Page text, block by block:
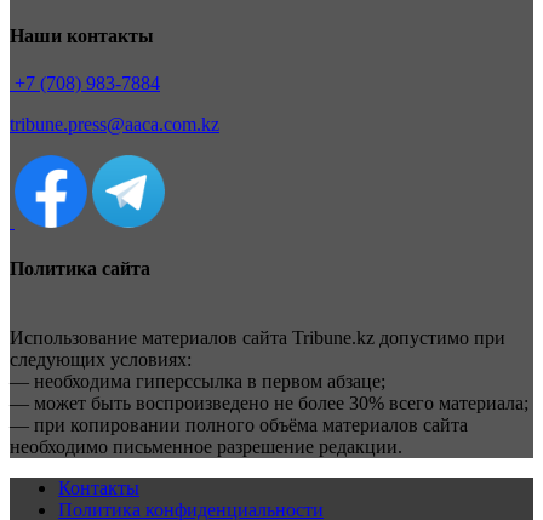
Наши контакты
+7 (708) 983-7884
tribune.press@aaca.com.kz
Политика сайта
Использование материалов сайта Tribune.kz допустимо при
следующих условиях:
— необходима гиперссылка в первом абзаце;
— может быть воспроизведено не более 30% всего материала;
— при копировании полного объёма материалов сайта
необходимо письменное разрешение редакции.
Контакты
Политика конфиденциальности